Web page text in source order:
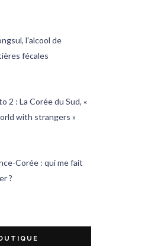
l'alcool de
fécales
2 : La Corée du Sud, «
with strangers »
Corée : qui me fait
?